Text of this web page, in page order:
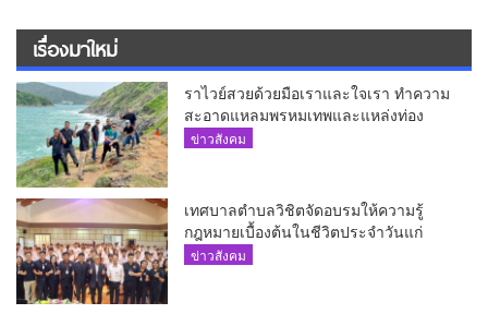
เรื่องมาใหม่
ราไวย์สวยด้วยมือเราและใจเรา ทำความ
สะอาดแหลมพรหมเทพและแหล่งท่อง
เที่ยว
ข่าวสังคม
เทศบาลตำบลวิชิตจัดอบรมให้ความรู้
กฎหมายเบื้องต้นในชีวิตประจำวันแก่
เยาวชน
ข่าวสังคม